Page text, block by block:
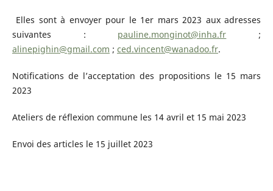
Elles sont à envoyer pour le 1er mars 2023 aux adresses
suivantes : pauline.monginot@inha.fr ;
alinepighin@gmail.com ; ced.vincent@wanadoo.fr.
Notifications de l’acceptation des propositions le 15 mars
2023
Ateliers de réflexion commune les 14 avril et 15 mai 2023
Envoi des articles le 15 juillet 2023